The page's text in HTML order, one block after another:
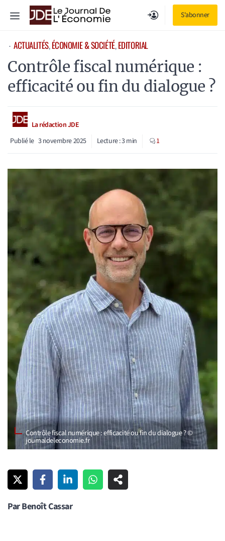
S'abonner
Menu
⋅ ACTUALITÉS, ÉCONOMIE & SOCIÉTÉ, EDITORIAL
Contrôle fiscal numérique :
efficacité ou fin du dialogue ?
La rédaction JDE
Publié le 3 novembre 2025 Lecture :3min 1
Contrôle fiscal numérique : efficacité ou fin du dialogue ? ©
journaldeleconomie.fr
Par Benoît Cassar